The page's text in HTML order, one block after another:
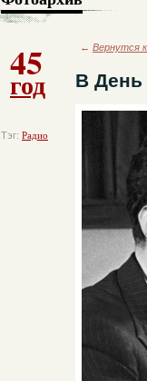
45
год
Тэг: Радио
← Вернутся
В